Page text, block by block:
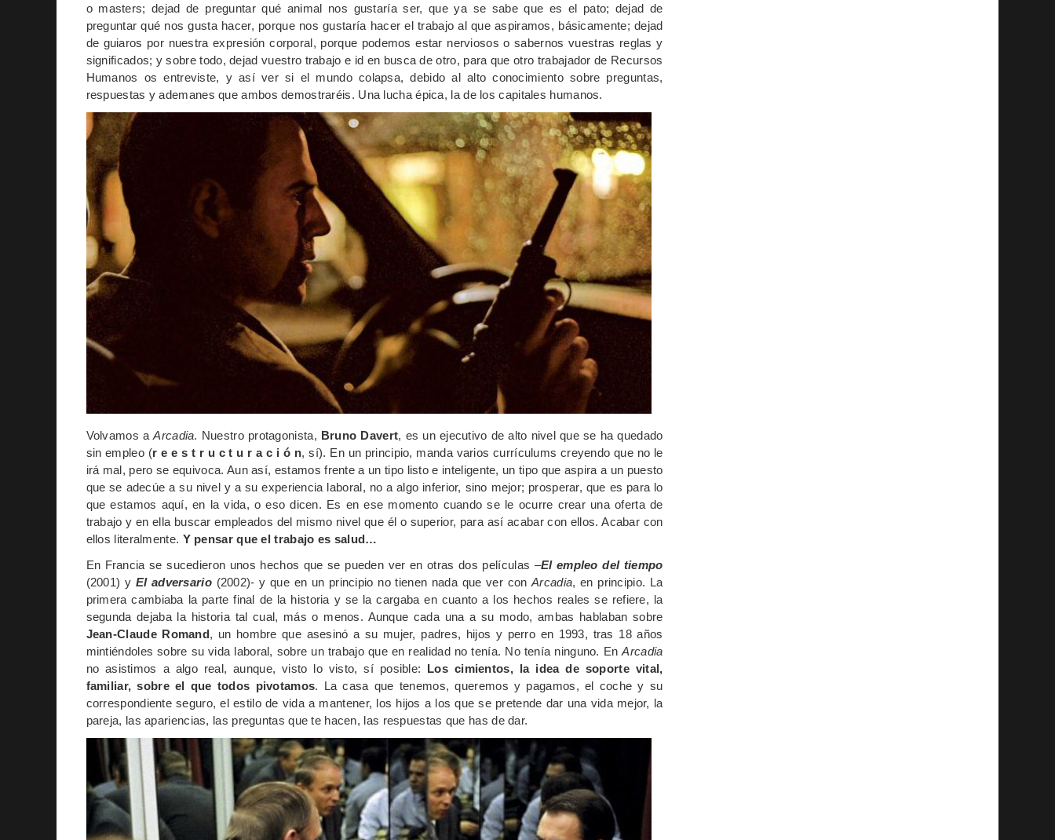
o masters; dejad de preguntar qué animal nos gustaría ser, que ya se sabe que es el pato; dejad de
preguntar qué nos gusta hacer, porque nos gustaría hacer el trabajo al que aspiramos, básicamente; dejad
de guiaros por nuestra expresión corporal, porque podemos estar nerviosos o sabernos vuestras reglas y
significados; y sobre todo, dejad vuestro trabajo e id en busca de otro, para que otro trabajador de Recursos
Humanos os entreviste, y así ver si el mundo colapsa, debido al alto conocimiento sobre preguntas,
respuestas y ademanes que ambos demostraréis. Una lucha épica, la de los capitales humanos.
Volvamos aArcadia. Nuestro protagonista, Bruno Davert, es un ejecutivo de alto nivel que se ha quedado
sin empleo (r e e s t r u c t u r a c i ó n, sí). En un principio, manda varios currículums creyendo que no le
irá mal, pero se equivoca. Aun así, estamos frente a un tipo listo e inteligente, un tipo que aspira a un puesto
que se adecúe a su nivel y a su experiencia laboral, no a algo inferior, sino mejor; prosperar, que es para lo
que estamos aquí, en la vida, o eso dicen. Es en ese momento cuando se le ocurre crear una oferta de
trabajo y en ella buscar empleados del mismo nivel que él o superior, para así acabar con ellos. Acabar con
ellos literalmente. Y pensar que el trabajo es salud…
En Francia se sucedieron unos hechos que se pueden ver en otras dos películas –El empleo del tiempo
(2001) y El adversario(2002)- y que en un principio no tienen nada que ver conArcadia, en principio. La
primera cambiaba la parte final de la historia y se la cargaba en cuanto a los hechos reales se refiere, la
segunda dejaba la historia tal cual, más o menos. Aunque cada una a su modo, ambas hablaban sobre
Jean-Claude Romand, un hombre que asesinó a su mujer, padres, hijos y perro en 1993, tras 18 años
mintiéndoles sobre su vida laboral, sobre un trabajo que en realidad no tenía. No tenía ninguno. EnArcadia
no asistimos a algo real, aunque, visto lo visto, sí posible: Los cimientos, la idea de soporte vital,
familiar, sobre el que todos pivotamos. La casa que tenemos, queremos y pagamos, el coche y su
correspondiente seguro, el estilo de vida a mantener, los hijos a los que se pretende dar una vida mejor, la
pareja, las apariencias, las preguntas que te hacen, las respuestas que has de dar.